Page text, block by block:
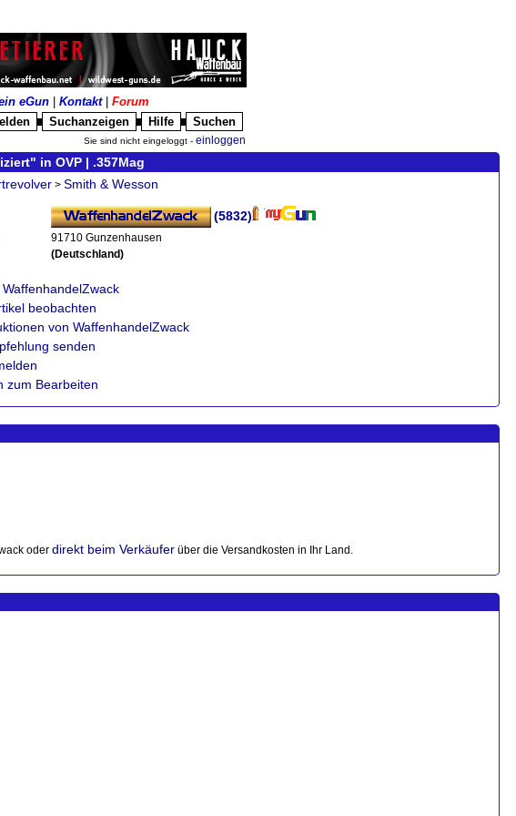
eGun Kontakt| Forum
Suchanzeigen Hilfe Suchen
Sie sind nicht eingeloggt - einloggen
in OVP | .357Mag
> Smith & Wesson
(5832)
91710 Gunzenhausen
(Deutschland)
beobachten
von WaffenhandelZwack
senden
zum Bearbeiten
oder direkt beim Verkäufer über die Versandkosten in Ihr Land.